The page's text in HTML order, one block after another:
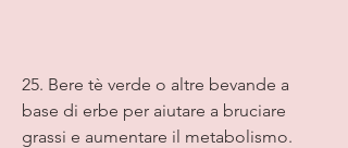
25. Bere tè verde o altre bevande a
base di erbe per aiutare a bruciare
grassi e aumentare il metabolismo.